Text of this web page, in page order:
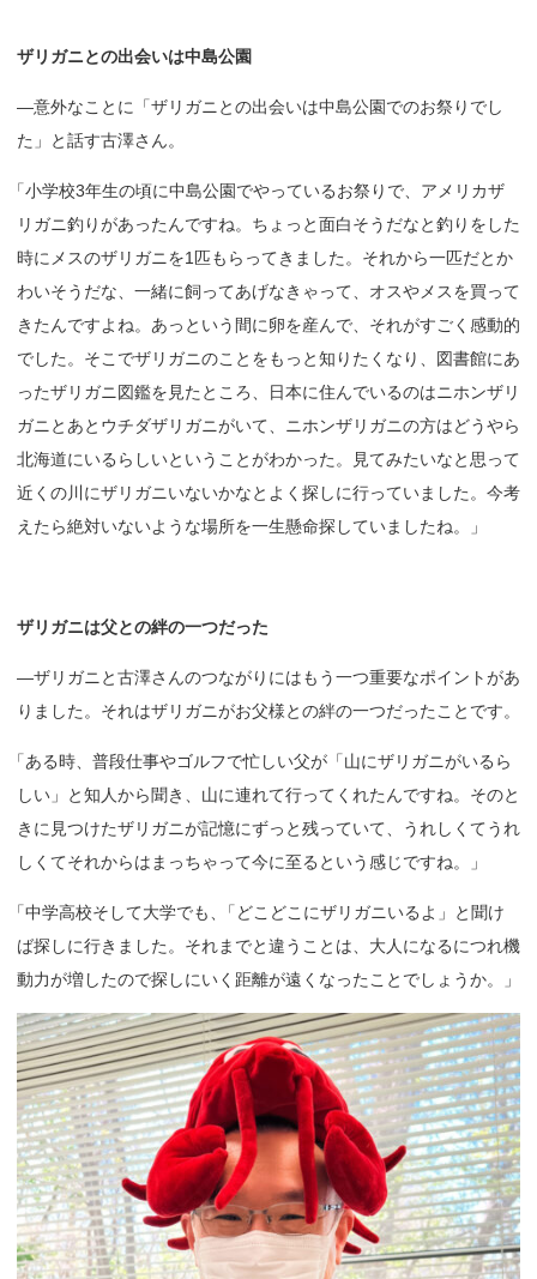
ザリガニとの出会いは中島公園
—意外なことに「ザリガニとの出会いは中島公園でのお祭りでし
た」と話す古澤さん。
「小学校3年生の頃に中島公園でやっているお祭りで、アメリカザ
リガニ釣りがあったんですね。ちょっと面白そうだなと釣りをした
時にメスのザリガニを1匹もらってきました。それから一匹だとか
わいそうだな、一緒に飼ってあげなきゃって、オスやメスを買って
きたんですよね。あっという間に卵を産んで、それがすごく感動的
でした。そこでザリガニのことをもっと知りたくなり、図書館にあ
ったザリガニ図鑑を見たところ、日本に住んでいるのはニホンザリ
ガニとあとウチダザリガニがいて、ニホンザリガニの方はどうやら
北海道にいるらしいということがわかった。見てみたいなと思って
近くの川にザリガニいないかなとよく探しに行っていました。今考
えたら絶対いないような場所を一生懸命探していましたね。」
ザリガニは父との絆の一つだった
—ザリガニと古澤さんのつながりにはもう一つ重要なポイントがあ
りました。それはザリガニがお父様との絆の一つだったことです。
「ある時、普段仕事やゴルフで忙しい父が「山にザリガニがいるら
しい」と知人から聞き、山に連れて行ってくれたんですね。そのと
きに見つけたザリガニが記憶にずっと残っていて、うれしくてうれ
しくてそれからはまっちゃって今に至るという感じですね。」
「中学高校そして大学でも、
「どこどこにザリガニいるよ」と聞け
ば探しに行きました。それまでと違うことは、大人になるにつれ機
動力が増したので探しにいく距離が遠くなったことでしょうか。」